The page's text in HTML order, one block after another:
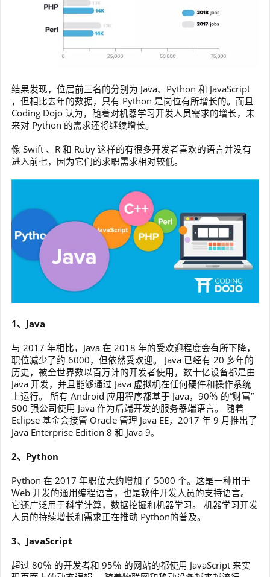
结果发现，位居前三名的分别为 Java、Python 和 JavaScript
，但相比去年的数据，只有 Python 是岗位有所增长的。而且
Coding Dojo 认为，随着对机器学习开发人员需求的增长，未
来对 Python 的需求还将继续增长。
像 Swift 、R 和 Ruby 这样的有很多开发者喜欢的语言并没有
进入前七，因为它们的求职需求相对较低。
1、Java
与 2017 年相比，Java 在 2018 年的受欢迎程度会有所下降，
职位减少了约 6000，但依然受欢迎。 Java 已经有 20 多年的
历史，被全世界数以百万计的开发者使用，数十亿设备都是由
Java 开发，并且能够通过 Java 虚拟机在任何硬件和操作系统
上运行。 所有 Android 应用程序都基于 Java，90％ 的“财富”
500 强公司使用 Java 作为后端开发的服务器端语言。 随着
Eclipse 基金会接管 Oracle 管理 Java EE，2017 年 9 月推出了
Java Enterprise Edition 8 和 Java 9。
2、Python
Python 在 2017 年职位大约增加了 5000 个。这是一种用于
Web 开发的通用编程语言，也是软件开发人员的支持语言。
它还广泛用于科学计算，数据挖掘和机器学习。 机器学习开发
人员的持续增长和需求正在推动 Python的普及。
3、JavaScript
超过 80％ 的开发者和 95％ 的网站的都使用 JavaScript 来实